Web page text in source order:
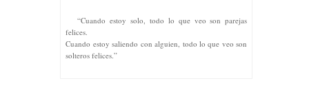
“Cuando estoy solo, todo lo que veo son parejas
felices.
Cuando estoy saliendo con alguien, todo lo que veo son
solteros felices.”